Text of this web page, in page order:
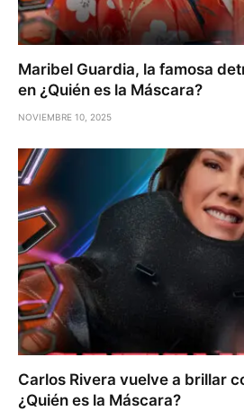
Maribel Guardia, la famosa
en ¿Quién es la Máscara?
NOVIEMBRE 10, 2025
Carlos Rivera vuelve a brillar
¿Quién es la Máscara?